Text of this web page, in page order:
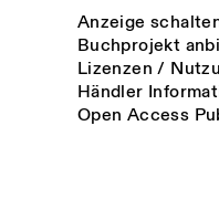
Anzeige
Buchprojekt
Lizenzen /
Händler
Open Access